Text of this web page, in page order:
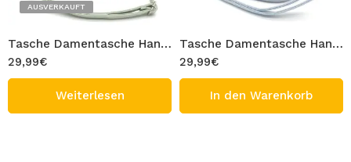
Tasche Damentasche Handtasche Grün mit durchbrochenem Muster Umhängetasche mit Innentasche Perforierte Schultertasche PU Leder & Stoff Design BANY
AUSVERKAUFT
29,99€
Weiterlesen
Tasche Damentasche Handtasche Blau mit durchbrochenem Muster Umhängetasche mit Innentasche Perforierte Schultertasche PU Leder & Stoff Design BANY
29,99€
In den Warenkorb